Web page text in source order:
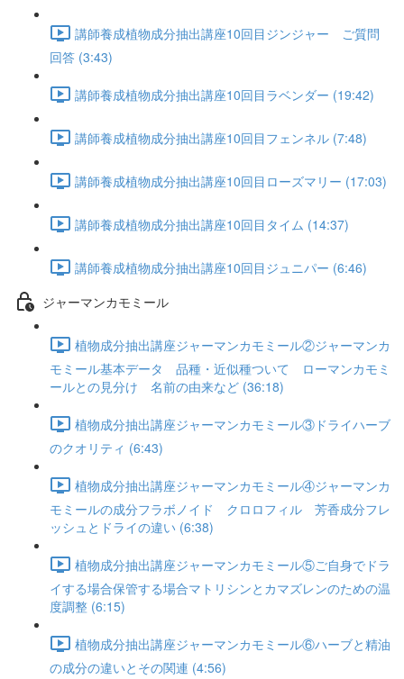
講師養成植物成分抽出講座10回目ジンジャー ご質問
回答 (3:43)
講師養成植物成分抽出講座10回目ラベンダー (19:42)
講師養成植物成分抽出講座10回目フェンネル (7:48)
講師養成植物成分抽出講座10回目ローズマリー (17:03)
講師養成植物成分抽出講座10回目タイム (14:37)
講師養成植物成分抽出講座10回目ジュニパー (6:46)
ジャーマンカモミール
植物成分抽出講座ジャーマンカモミール②ジャーマンカ
モミール基本データ 品種・近似種ついて ローマンカモミ
ールとの見分け 名前の由来など (36:18)
植物成分抽出講座ジャーマンカモミール③ドライハーブ
のクオリティ (6:43)
植物成分抽出講座ジャーマンカモミール④ジャーマンカ
モミールの成分フラボノイド クロロフィル 芳香成分フレ
ッシュとドライの違い (6:38)
植物成分抽出講座ジャーマンカモミール⑤ご自身でドラ
イする場合保管する場合マトリシンとカマズレンのための温
度調整 (6:15)
植物成分抽出講座ジャーマンカモミール⑥ハーブと精油
の成分の違いとその関連 (4:56)